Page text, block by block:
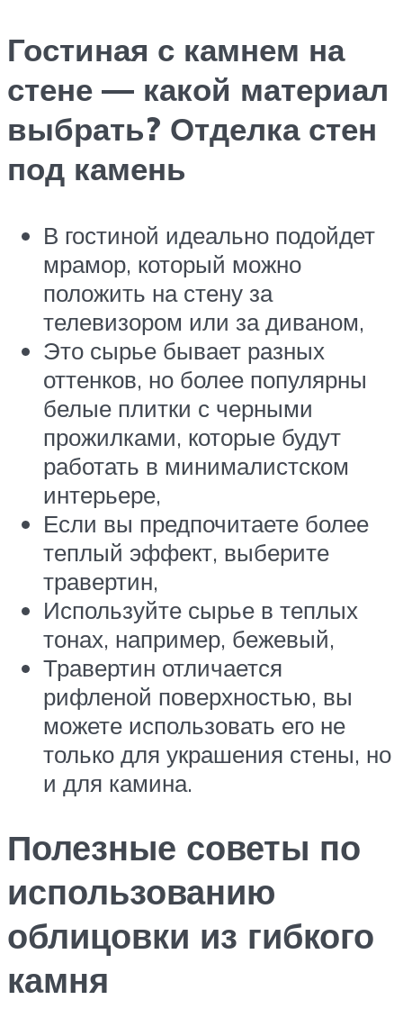
Гостиная с камнем на
стене — какой материал
выбрать? Отделка стен
под камень
В гостиной идеально подойдет
мрамор, который можно
положить на стену за
телевизором или за диваном,
Это сырье бывает разных
оттенков, но более популярны
белые плитки с черными
прожилками, которые будут
работать в минималистском
интерьере,
Если вы предпочитаете более
теплый эффект, выберите
травертин,
Используйте сырье в теплых
тонах, например, бежевый,
Травертин отличается
рифленой поверхностью, вы
можете использовать его не
только для украшения стены, но
и для камина.
Полезные советы по
использованию
облицовки из гибкого
камня